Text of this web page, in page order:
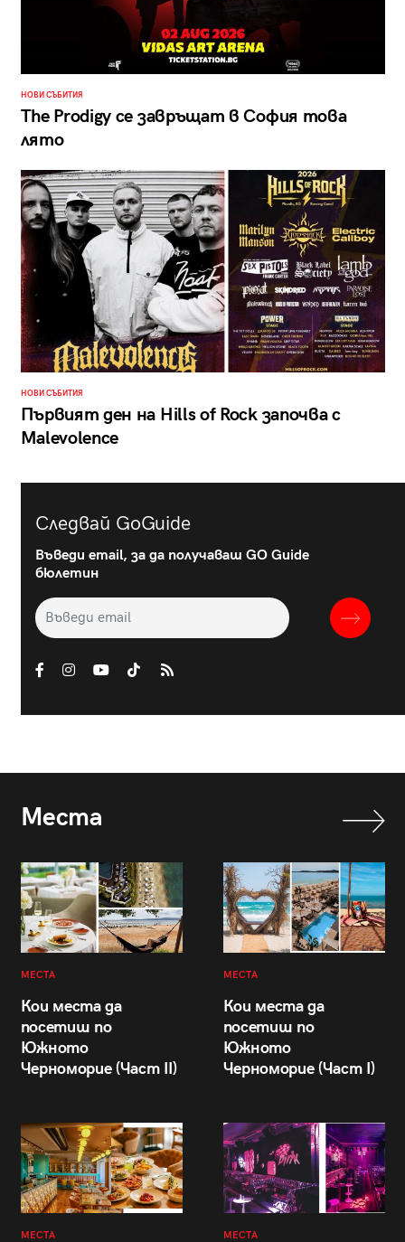
НОВИ СЪБИТИЯ
The Prodigy се завръщат в София това
лято
НОВИ СЪБИТИЯ
Първият ден на Hills of Rock започва с
Malevolence
Следвай GoGuide
Въведи email, за да получаваш GO Guide
бюлетин
Места
МЕСТА
Кои места да
посетиш по
Южното
Черноморие (Част II)
МЕСТА
Кои места да
посетиш по
Южното
Черноморие (Част I)
МЕСТА МЕСТА